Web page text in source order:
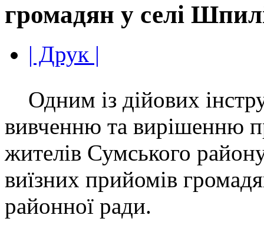
громадян у селі
| Друк |
Одним із дійових
вивченню та вирішенню
жителів Сумського
виїзних прийомів
районної ради.